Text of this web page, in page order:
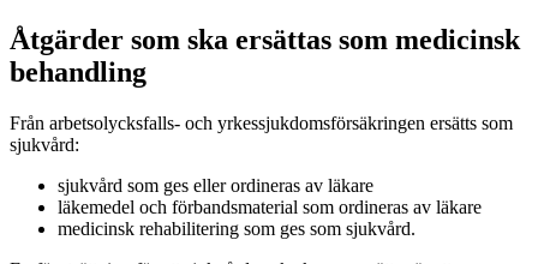
Åtgärder som ska ersättas som medicinsk
behandling
Från arbetsolycksfalls- och yrkessjukdomsförsäkringen ersätts som
sjukvård:
sjukvård som ges eller ordineras av läkare
läkemedel och förbandsmaterial som ordineras av läkare
medicinsk rehabilitering som ges som sjukvård.